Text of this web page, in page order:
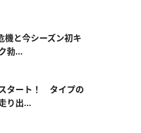
機と今シーズン初キ
勃...
タート！ タイプの
り出...